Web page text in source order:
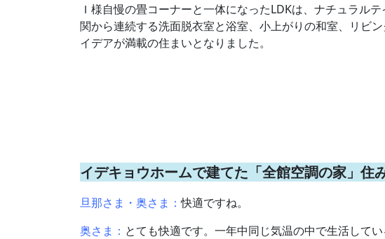
Ｉ様自慢の畳コーナーと一体になったLDKは、ナチュラル
関から連続する洗面脱衣室と浴室、小上がりの和室、リビ
イデアが満載の住まいとなりました。
イデキョウホームで建てた「全館空調の家」住
旦那さま・奥さま：快適ですね。
奥さま： とても快適です。一年中同じ気温の中で生活してい